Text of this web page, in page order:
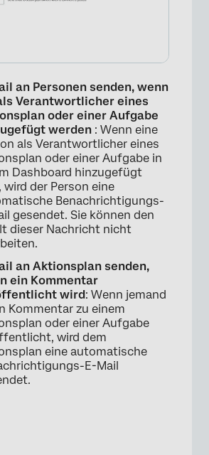
×
an Personen senden, wenn
Verantwortlicher eines
oder einer Aufgabe
werden : Wenn eine
als Verantwortlicher eines
oder einer Aufgabe in
Dashboard hinzugefügt
wird der Person eine
Benachrichtigungs-
gesendet. Sie können den
dieser Nachricht nicht
an Aktionsplan senden,
ein Kommentar
wird: Wenn jemand
Kommentar zu einem
oder einer Aufgabe
wird dem
eine automatische
E-Mail